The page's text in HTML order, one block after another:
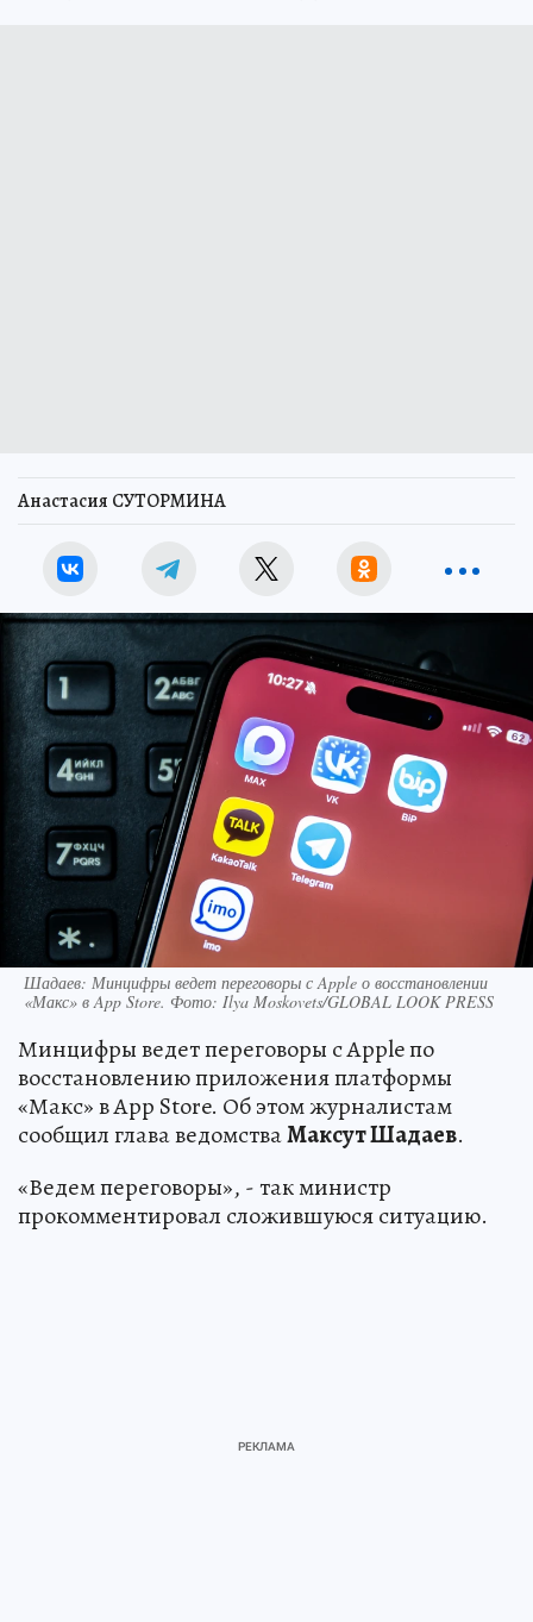
Анастасия СУТОРМИНА
Шадаев: Минцифры ведет переговоры с Apple о восстановлении
«Макс» в App Store. Фото: Ilya Moskovets/GLOBAL LOOK PRESS
Минцифры ведет переговоры с Apple по
восстановлению приложения платформы
«Макс» в App Store. Об этом журналистам
сообщил глава ведомстваМаксут Шадаев.
«Ведем переговоры», - так министр
прокомментировал сложившуюся ситуацию.